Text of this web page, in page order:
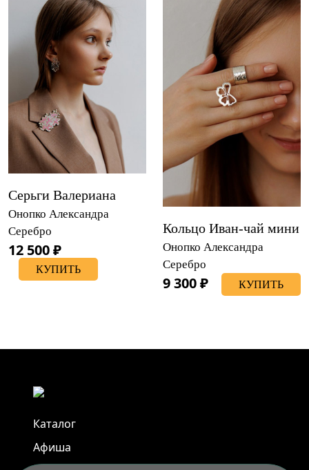
Серьги Валериана
Онопко Александра
Серебро
12 500 ₽
КУПИТЬ
Кольцо Иван-чай мини
Онопко Александра
Серебро
9 300 ₽ КУПИТЬ
Каталог
Афиша